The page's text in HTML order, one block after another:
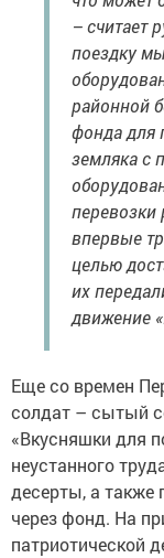
– считает
поездку
районной
фонда для
земляка с
перевозки
впервые
целью
их
движение
Еще со времен
солдат – сытый
«Вкусняшки для
неустанного
десерты, а также
через фонд. На
патриотической